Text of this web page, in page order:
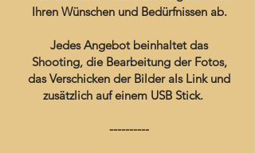
Ihren Wünschen und Bedürfnissen ab.
Jedes Angebot beinhaltet das
Shooting, die Bearbeitung der Fotos,
das Verschicken der Bilder als Link und
zusätzlich auf einem USB Stick.
----------